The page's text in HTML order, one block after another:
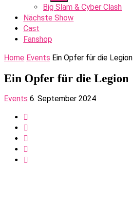
sub
menu
Big Slam & Cyber Clash
Nächste Show
Cast
Fanshop
Home Events Ein Opfer für die Legion
Ein Opfer für die Legion
Events 6. September 2024